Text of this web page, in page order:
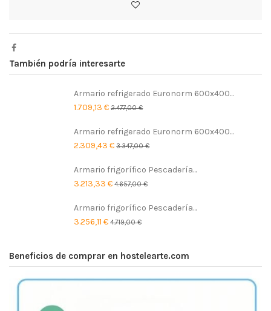
También podría interesarte
Armario refrigerado Euronorm 600x400...
1.709,13 € 2.477,00 €
Armario refrigerado Euronorm 600x400...
2.309,43 € 3.347,00 €
Armario frigorífico Pescadería...
3.213,33 € 4.657,00 €
Armario frigorífico Pescadería...
3.256,11 € 4.719,00 €
Beneficios de comprar en hostelearte.com